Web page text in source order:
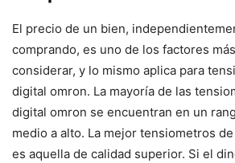
El precio de un bien,
comprando, es uno de los factores
considerar, y lo mismo aplica para
digital omron. La mayoría de las
digital omron se encuentran en un
medio a alto. La mejor tensiometros
es aquella de calidad superior. Si el